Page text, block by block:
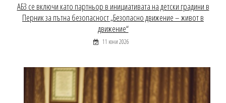
АБЗ се включи като партньор в инициативата на детски градини в
Перник за пътна безопасност „Безопасно движение – живот в
движение“
11 юни 2026